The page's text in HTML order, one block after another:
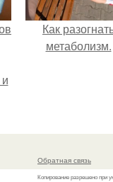
Как
метаболизм.
Обратная связь
Копирование разрешено при